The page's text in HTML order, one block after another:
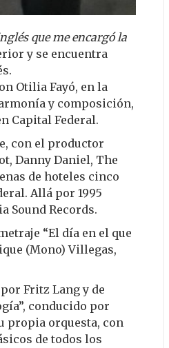
que me encargó la
y se encuentra
Otilia Fayó, en la
y composición,
Capital Federal.
con el productor
Danny Daniel, The
de hoteles cinco
Allá por 1995
Sound Records.
“El día en el que
(Mono) Villegas,
Fritz Lang y de
conducido por
propia orquesta, con
de todos los